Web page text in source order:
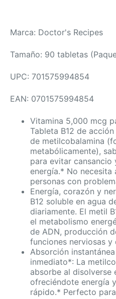
Marca: Doctor's Recipes
Tamaño: 90 tabletas
UPC: 701575994854
EAN: 0701575994854
Vitamina 5,000 mcg
Tableta B12 de
de metilcobalamina
metabólicamente),
para evitar cansancio
energía.* No necesita
personas con
Energía, corazón y
B12 soluble en agua
diariamente. El metil
el metabolismo
de ADN, producción
funciones nerviosas y
Absorción
inmediato*: La
absorbe al disolverse
ofreciéndote energía
rápido.* Perfecto